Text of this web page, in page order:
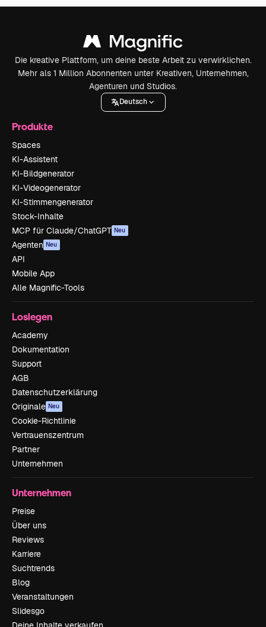
Die kreative Plattform, um deine beste Arbeit zu verwirklichen.
Mehr als 1 Million Abonnenten unter Kreativen, Unternehmen,
Agenturen und Studios.
Deutsch
Produkte
Spaces
KI-Assistent
KI-Bildgenerator
KI-Videogenerator
KI-Stimmengenerator
Stock-Inhalte
MCP für Claude/ChatGPT Neu
Agenten Neu
API
Mobile App
Alle Magnific-Tools
Loslegen
Academy
Dokumentation
Support
AGB
Datenschutzerklärung
Originale Neu
Cookie-Richtlinie
Vertrauenszentrum
Partner
Unternehmen
Unternehmen
Preise
Über uns
Reviews
Karriere
Suchtrends
Blog
Veranstaltungen
Slidesgo